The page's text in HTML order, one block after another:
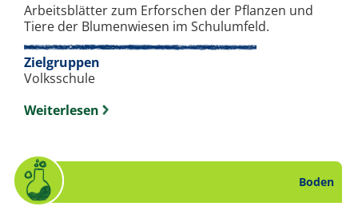
Arbeitsblätter zum Erforschen der Pflanzen und
Tiere der Blumenwiesen im Schulumfeld.
Zielgruppen
Volksschule
Weiterlesen
Boden